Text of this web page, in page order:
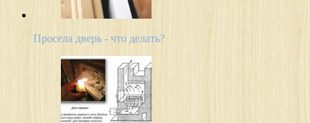
Просела дверь - что делать?